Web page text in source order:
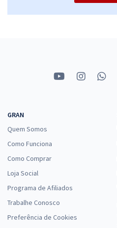
GRAN
Quem Somos
Como Funciona
Como Comprar
Loja Social
Programa de Afiliados
Trabalhe Conosco
Preferência de Cookies